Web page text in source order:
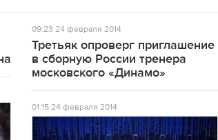
09:23 24 февраля 2014
Третьяк опроверг приглашение
в сборную России тренера
московского «Динамо»
01:1524 февраля 2014